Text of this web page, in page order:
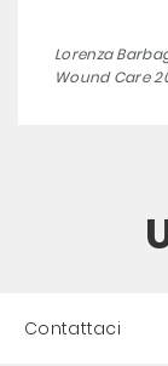
Lorenza
Wound Care
Contattaci